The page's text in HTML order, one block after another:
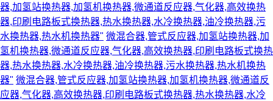
器,加氢站换热器,加氢机换热器,微通道反应器,气化器,高效换热
器,印刷电路板式换热器,热水换热器,水冷换热器,油冷换热器,污
水换热器,热水机换热器" 微混合器,管式反应器,加氢站换热器,加
氢机换热器,微通道反应器,气化器,高效换热器,印刷电路板式换热
器,热水换热器,水冷换热器,油冷换热器,污水换热器,热水机换热
器" 微混合器,管式反应器,加氢站换热器,加氢机换热器,微通道反
应器,气化器,高效换热器,印刷电路板式换热器,热水换热器,水冷